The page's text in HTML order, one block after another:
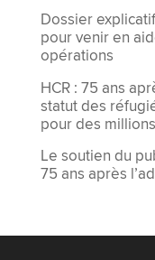
Dossier
pour venir en
opérations
HCR : 75 ans
statut des
pour des
Le soutien du
75 ans après